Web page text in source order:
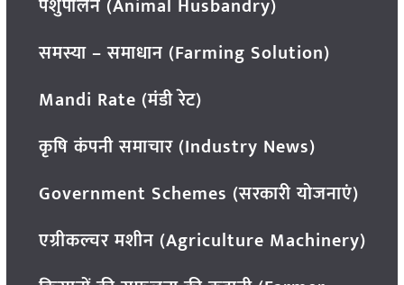
समस्या – समाधान (Farming Solution)
Mandi Rate (मंडी रेट)
कृषि कंपनी समाचार (Industry News)
Government Schemes (सरकारी योजनाएं)
एग्रीकल्चर मशीन (Agriculture Machinery)